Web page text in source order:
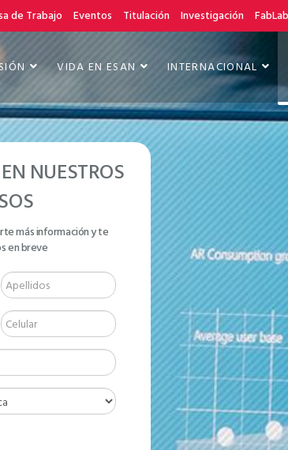
de Trabajo Eventos Titulación Investigación FabLab
VIDA EN ESAN INTERNACIONAL
R-
NUESTROS
más información y te
en breve